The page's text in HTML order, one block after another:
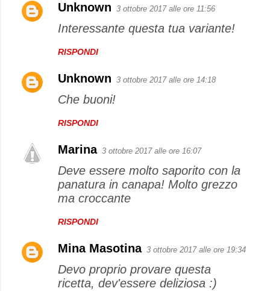
Unknown 3 ottobre 2017 alle ore 11:56
Interessante questa tua variante!
RISPONDI
Unknown 3 ottobre 2017 alle ore 14:18
Che buoni!
RISPONDI
Marina 3 ottobre 2017 alle ore 16:07
Deve essere molto saporito con la
panatura in canapa! Molto grezzo
ma croccante
RISPONDI
Mina Masotina 3 ottobre 2017 alle ore 19:34
Devo proprio provare questa
ricetta, dev'essere deliziosa :)